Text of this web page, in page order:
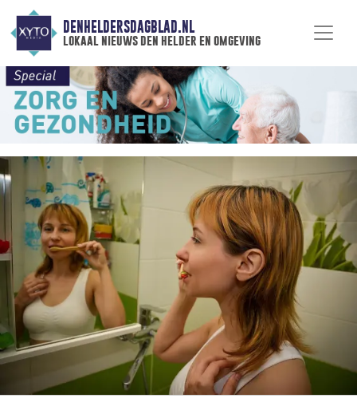
DENHELDERSDAGBLAD.NL
lokaal nieuws den helder en omgeving